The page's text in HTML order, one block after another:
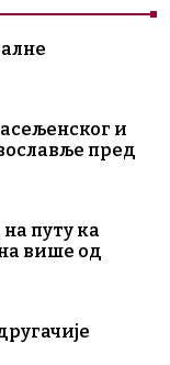
и
пред
путу ка
више од